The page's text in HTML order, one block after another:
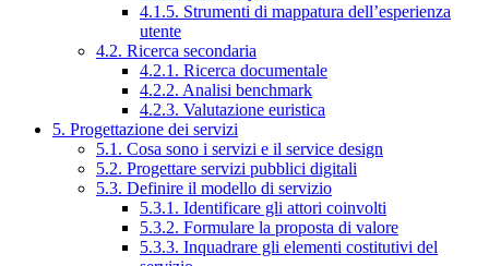
4.1.5. Strumenti di mappatura dell’esperienza
utente
4.2. Ricerca secondaria
4.2.1. Ricerca documentale
4.2.2. Analisi benchmark
4.2.3. Valutazione euristica
5. Progettazione dei servizi
5.1. Cosa sono i servizi e il service design
5.2. Progettare servizi pubblici digitali
5.3. Definire il modello di servizio
5.3.1. Identificare gli attori coinvolti
5.3.2. Formulare la proposta di valore
5.3.3. Inquadrare gli elementi costitutivi del